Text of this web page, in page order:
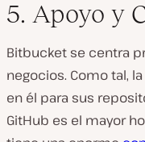
5. Apoyo y
Bitbucket se centra
negocios. Como tal,
en él para sus
GitHub es el mayor